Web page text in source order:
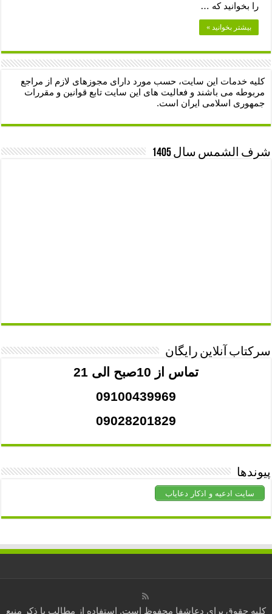
را بخوانید که …
بیشتر بخوانید »
کلیه خدمات این سایت، حسب مورد دارای مجوزهای لازم از مراجع
مربوطه می باشند و فعالیت های این سایت تابع قوانین و مقررات
جمهوری اسلامی ایران است.
شرف الشمس سال 1405
سرکتاب آنلاین رایگان
تماس از 10صبح الی 21
09100439969
09028201829
پیوندها
سایت ادعیه و اذکار دعایاب
کلیه حقوق برای دعاشفا محفوظ است. استفاده از مطالب با ذکر منبع